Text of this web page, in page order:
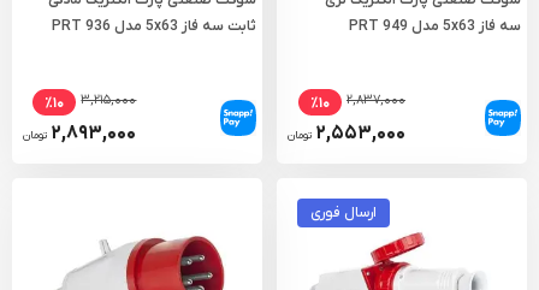
سه فاز 5x63 مدل PRT 949
۲,۸۳۷,۰۰۰ ٪۱۰
۲,۵۵۳,۰۰۰ تومان
ثابت سه فاز 5x63 مدل PRT 936
۳,۲۱۵,۰۰۰ ٪۱۰
۲,۸۹۳,۰۰۰ تومان
ارسال فوری